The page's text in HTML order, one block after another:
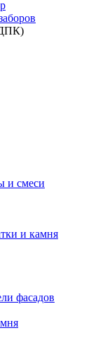
и смеси
и камня
фасадов